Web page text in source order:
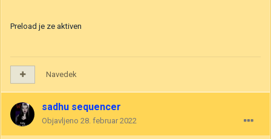
Preload je ze aktiven
Navedek
sadhu sequencer
Objavljeno 28. februar 2022